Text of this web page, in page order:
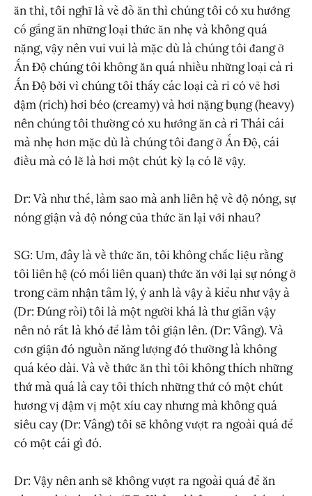
ăn thì, tôi nghĩ là về đồ ăn thì chúng tôi có xu hướng
cố gắng ăn những loại thức ăn nhẹ và không quá
nặng, vậy nên vui vui là mặc dù là chúng tôi đang ở
Ấn Độ chúng tôi không ăn quá nhiều những loại cà ri
Ấn Độ bởi vì chúng tôi thấy các loại cà ri có vẻ hơi
đậm (rich) hơi béo (creamy) và hơi nặng bụng (heavy)
nên chúng tôi thường có xu hướng ăn cà ri Thái cái
mà nhẹ hơn mặc dù là chúng tôi đang ở Ấn Độ, cái
điều mà có lẽ là hơi một chút kỳ lạ có lẽ vậy.
Dr: Và như thế, làm sao mà anh liên hệ về độ nóng, sự
nóng giận và độ nóng của thức ăn lại với nhau?
SG: Um, đây là về thức ăn, tôi không chắc liệu rằng
tôi liên hệ (có mối liên quan) thức ăn với lại sự nóng ở
trong cảm nhận tâm lý, ý anh là vậy à kiểu như vậy à
(Dr: Đúng rồi) tôi là một người khá là thư giãn vậy
nên nó rất là khó để làm tôi giận lên. (Dr: Vâng). Và
cơn giận đó nguồn năng lượng đó thường là không
quá kéo dài. Và về thức ăn thì tôi không thích những
thứ mà quá là cay tôi thích những thứ có một chút
hương vị đậm vị một xíu cay nhưng mà không quá
siêu cay (Dr: Vâng) tôi sẽ không vượt ra ngoài quá để
có một cái gì đó.
Dr: Vậy nên anh sẽ không vượt ra ngoài quá để ăn